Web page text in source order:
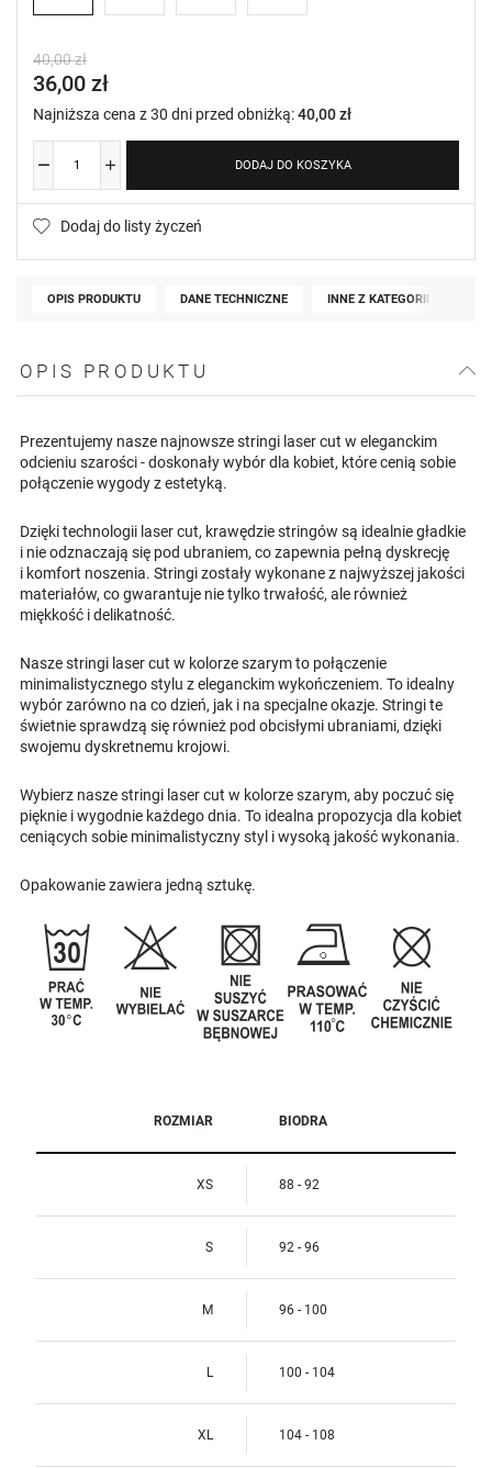
40,00 zł
36,00 zł
Najniższa cena z 30 dni przed obniżką:40,00 zł
DODAJ DO KOSZYKA
Dodaj do listy życzeń
OPIS PRODUKTU DANE TECHNICZNE INNE Z KATEGORII
OPIS PRODUKTU
Prezentujemy nasze najnowsze stringi laser cut w eleganckim
odcieniu szarości - doskonały wybór dla kobiet, które cenią sobie
połączenie wygody z estetyką.
Dzięki technologii laser cut, krawędzie stringów są idealnie gładkie
i nie odznaczają się pod ubraniem, co zapewnia pełną dyskrecję
i komfort noszenia. Stringi zostały wykonane z najwyższej jakości
materiałów, co gwarantuje nie tylko trwałość, ale również
miękkość i delikatność.
Nasze stringi laser cut w kolorze szarym to połączenie
minimalistycznego stylu z eleganckim wykończeniem. To idealny
wybór zarówno na co dzień, jak i na specjalne okazje. Stringi te
świetnie sprawdzą się również pod obcisłymi ubraniami, dzięki
swojemu dyskretnemu krojowi.
Wybierz nasze stringi laser cut w kolorze szarym, aby poczuć się
pięknie i wygodnie każdego dnia. To idealna propozycja dla kobiet
ceniących sobie minimalistyczny styl i wysoką jakość wykonania.
Opakowanie zawiera jedną sztukę.
ROZMIAR BIODRA
XS 88 - 92
S 92 - 96
M 96 - 100
L 100 - 104
XL 104 - 108